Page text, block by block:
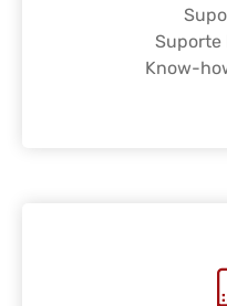
Suporte
Know-